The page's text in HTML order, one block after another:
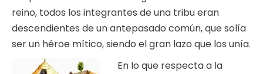
reino, todos los integrantes de una tribu eran
descendientes de un antepasado común, que solía
ser un héroe mítico, siendo el gran lazo que los unía.
En lo que respecta a la